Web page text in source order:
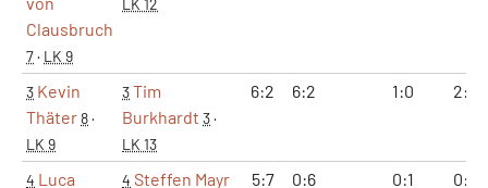
Clausbruch
7· LK 9
LK 12
3 Kevin
Thäter8·
LK 9
3Tim
Burkhardt 3·
LK 13
6:2 6:2 1:0 2:0
4 Luca
4 Steffen Mayr 5:7 0:6 0:1 0:2